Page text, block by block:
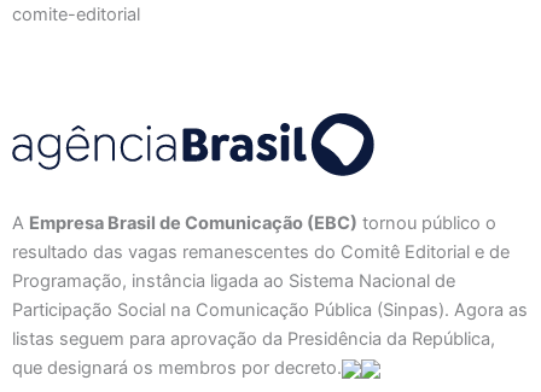
A Empresa Brasil de Comunicação (EBC) tornou público o
resultado das vagas remanescentes do Comitê Editorial e de
Programação, instância ligada ao Sistema Nacional de
Participação Social na Comunicação Pública (Sinpas). Agora as
listas seguem para aprovação da Presidência da República,
que designará os membros por decreto.